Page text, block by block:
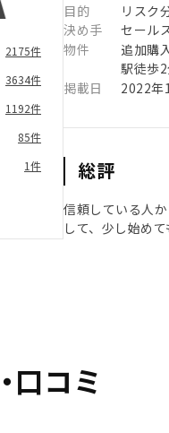
2175件
3634件
1192件
85件
1件
目的
リスク
決め手
セール
物件
追加購
駅徒歩
掲載日
2022年
総評
信頼している人
して、少し始め
口コミ